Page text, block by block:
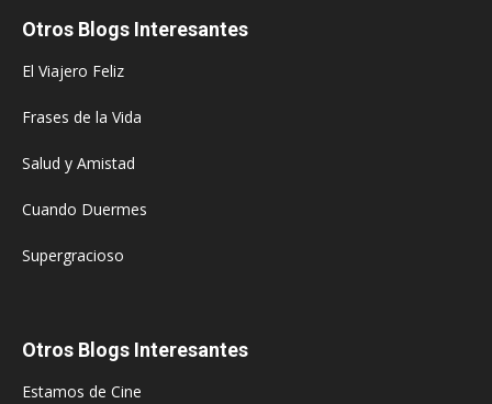
Otros Blogs Interesantes
El Viajero Feliz
Frases de la Vida
Salud y Amistad
Cuando Duermes
Supergracioso
Otros Blogs Interesantes
Estamos de Cine